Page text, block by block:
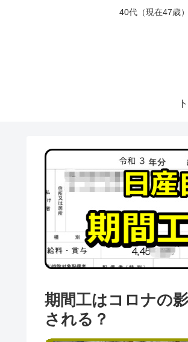
40代（現在47歳
期間工はコロナの
される？